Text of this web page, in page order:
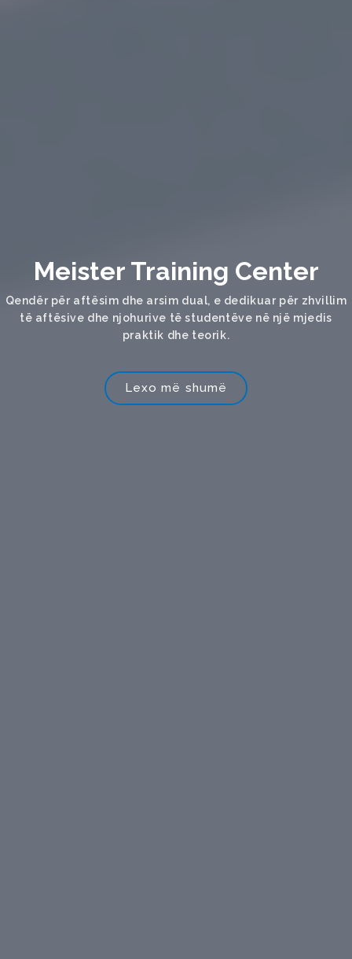
Meister Training Center
Qendër për aftësim dhe arsim dual, e dedikuar për zhvillim
të aftësive dhe njohurive të studentëve në një mjedis
praktik dhe teorik.
Lexo më shumë